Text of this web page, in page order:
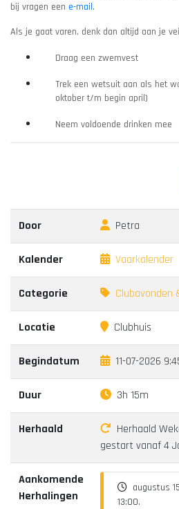
bij vragen een e-mail.
Als je gaat varen, denk dan altijd aan je
Draag een zwemvest
Trek een wetsuit aan als het
oktober t/m begin april)
Neem voldoende drinken mee
Door Petra
Kalender Vaarkalender
Categorie Clubavonden
Locatie Clubhuis
Begindatum 11-07-2026
Duur 3h 15m
Herhaald
Herhaald
gestart vanaf 4
Aankomende
Herhalingen
augustus
13:00.